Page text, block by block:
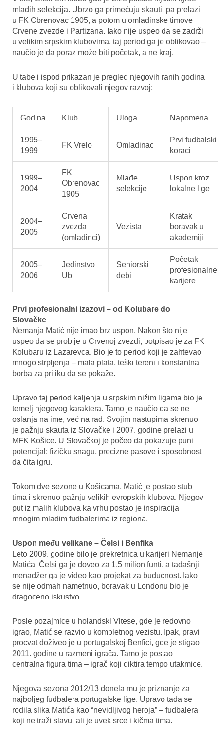
mlađih selekcija. Ubrzo ga primećuju skauti, pa prelazi
u FK Obrenovac 1905, a potom u omladinske timove
Crvene zvezde i Partizana. Iako nije uspeo da se zadrži
u velikim srpskim klubovima, taj period ga je oblikovao –
naučio je da poraz može biti početak, a ne kraj.
U tabeli ispod prikazan je pregled njegovih ranih godina
i klubova koji su oblikovali njegov razvoj:
Godina Klub Uloga Napomena
1995–
1999
FK Vrelo Omladinac
Prvi fudbalski
koraci
1999–
2004
FK
Obrenovac
1905
Mlađe
selekcije
Uspon kroz
lokalne lige
2004–
2005
Crvena
zvezda
(omladinci)
Vezista
Kratak
boravak u
akademiji
2005–
2006
Jedinstvo
Ub
Seniorski
debi
Početak
profesionalne
karijere
Prvi profesionalni izazovi – od Kolubare do
Slovačke
Nemanja Matić nije imao brz uspon. Nakon što nije
uspeo da se probije u Crvenoj zvezdi, potpisao je za FK
Kolubaru iz Lazarevca. Bio je to period koji je zahtevao
mnogo strpljenja – mala plata, teški tereni i konstantna
borba za priliku da se pokaže.
Upravo taj period kaljenja u srpskim nižim ligama bio je
temelj njegovog karaktera. Tamo je naučio da se ne
oslanja na ime, već na rad. Svojim nastupima skrenuo
je pažnju skauta iz Slovačke i 2007. godine prelazi u
MFK Košice. U Slovačkoj je počeo da pokazuje puni
potencijal: fizičku snagu, precizne pasove i sposobnost
da čita igru.
Tokom dve sezone u Košicama, Matić je postao stub
tima i skrenuo pažnju velikih evropskih klubova. Njegov
put iz malih klubova ka vrhu postao je inspiracija
mnogim mladim fudbalerima iz regiona.
Uspon među velikane – Čelsi i Benfika
Leto 2009. godine bilo je prekretnica u karijeri Nemanje
Matića. Čelsi ga je doveo za 1,5 milion funti, a tadašnji
menadžer ga je video kao projekat za budućnost. Iako
se nije odmah nametnuo, boravak u Londonu bio je
dragoceno iskustvo.
Posle pozajmice u holandski Vitese, gde je redovno
igrao, Matić se razvio u kompletnog vezistu. Ipak, pravi
procvat doživeo je u portugalskoj Benfici, gde je stigao
2011. godine u razmeni igrača. Tamo je postao
centralna figura tima – igrač koji diktira tempo utakmice.
Njegova sezona 2012/13 donela mu je priznanje za
najboljeg fudbalera portugalske lige. Upravo tada se
rodila slika Matića kao “nevidljivog heroja” – fudbalera
koji ne traži slavu, ali je uvek srce i kičma tima.